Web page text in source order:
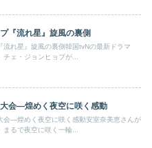
『流れ星』旋風の裏側
流れ星』旋風の裏側韓国tvNの最新ドラマ
チェ・ジョンヒョプが...
会―煌めく夜空に咲く感動
会―煌めく夜空に咲く感動安室奈美恵さんが
るで夜空に咲く一輪...